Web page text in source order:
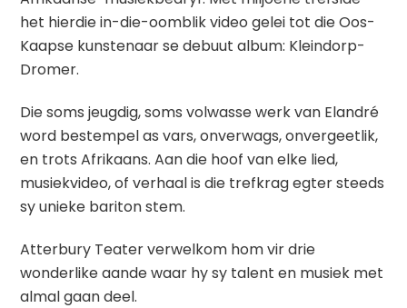
het hierdie in-die-oomblik video gelei tot die Oos-
Kaapse kunstenaar se debuut album: Kleindorp-
Dromer.
Die soms jeugdig, soms volwasse werk van Elandré
word bestempel as vars, onverwags, onvergeetlik,
en trots Afrikaans. Aan die hoof van elke lied,
musiekvideo, of verhaal is die trefkrag egter steeds
sy unieke bariton stem.
Atterbury Teater verwelkom hom vir drie
wonderlike aande waar hy sy talent en musiek met
almal gaan deel.